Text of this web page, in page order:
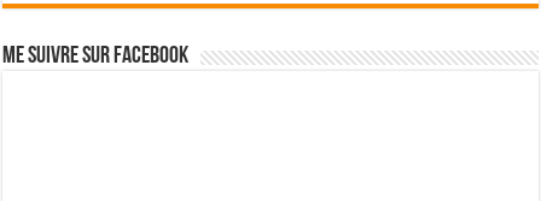
Me suivre sur Facebook